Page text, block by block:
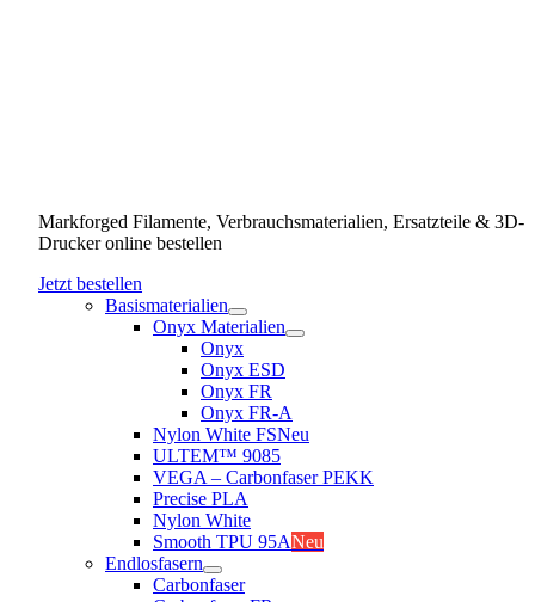
Markforged Filamente, Verbrauchsmaterialien, Ersatzteile & 3D-
Drucker online bestellen
Jetzt bestellen
Basismaterialien
Onyx Materialien
Onyx
Onyx ESD
Onyx FR
Onyx FR-A
Nylon White FSNeu
ULTEM™ 9085
VEGA – Carbonfaser PEKK
Precise PLA
Nylon White
Smooth TPU 95ANeu
Endlosfasern
Carbonfaser